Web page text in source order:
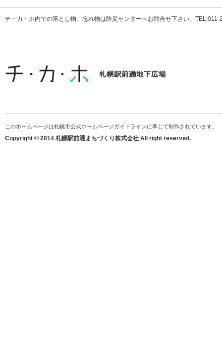
チ・カ・ホ内での落とし物、忘れ物は防災センターへお問合せ下さい。
このホームページは札幌市公式ホームページガイドラインに準じて制作されています。
Copyright © 2014 札幌駅前通まちづくり株式会社 All right reserved.